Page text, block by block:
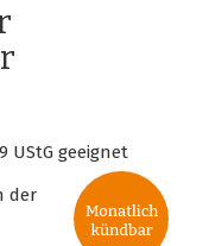
geeignet
der